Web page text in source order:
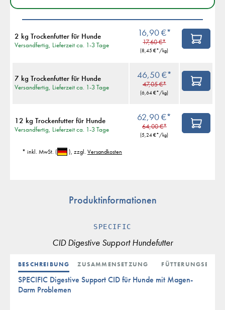
2 kg Trockenfutter für Hunde
Versandfertig, Lieferzeit ca. 1-3 Tage
16,90 €*
17,60 €*
(8,45 €*/kg)
7 kg Trockenfutter für Hunde
Versandfertig, Lieferzeit ca. 1-3 Tage
46,50 €*
47,05 €*
(6,64 €*/kg)
12 kg Trockenfutter für Hunde
Versandfertig, Lieferzeit ca. 1-3 Tage
62,90 €*
64,00 €*
(5,24 €*/kg)
* inkl. MwSt. ( ), zzgl. Versandkosten
Produktinformationen
SPECIFIC
CID Digestive Support Hundefutter
BESCHREIBUNG ZUSAMMENSETZUNG
SPECIFIC Digestive Support CID für Hunde mit Magen-
Darm Problemen